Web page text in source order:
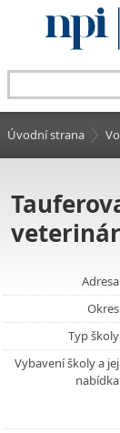
Úvodní strana
Typ
Vybavení školy a